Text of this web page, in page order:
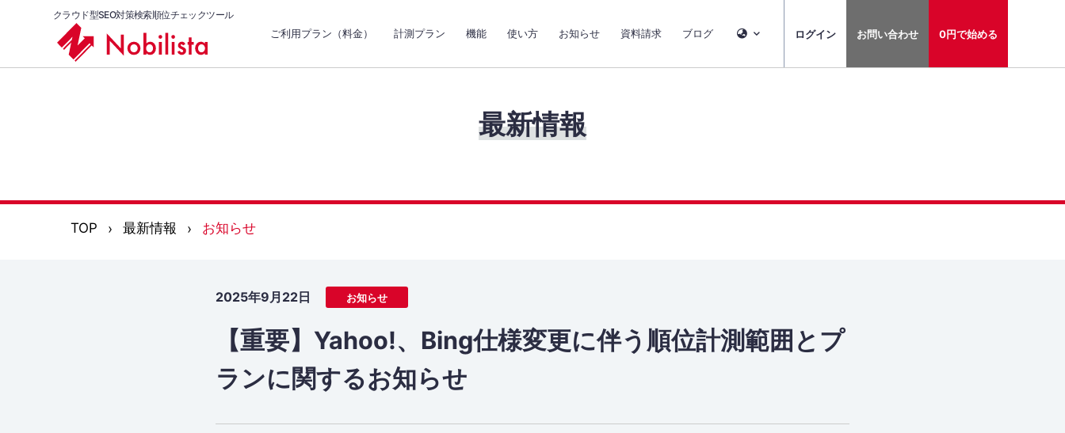
クラウド型SEO対策検索順位チェックツール
ご利用プラン（料金） 計測プラン 機能 使い方 お知らせ 資料請求 ブログ ログイン お問い合わせ 0円で始める
最新情報
TOP 最新情報 お知らせ
2025年9月22日 お知らせ
【重要】Yahoo!、Bing仕様変更に伴う順位計測範囲とプ
ランに関するお知らせ